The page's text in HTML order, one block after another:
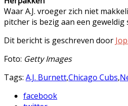
Waar A.J. vroeger zich niet
pitcher is bezig aan een
Dit bericht is geschreven door
Foto: Getty Images
Tags: A.J. Burnett,Chicago Cubs,
facebook